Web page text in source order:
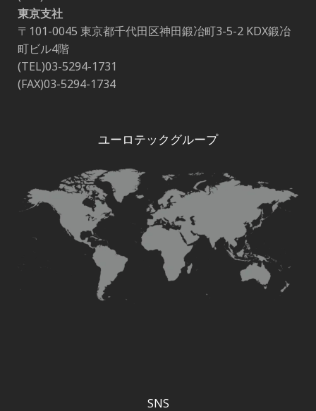
東京支社
〒101-0045 東京都千代田区神田鍛冶町3-5-2 KDX鍛冶
町ビル4階
(TEL)03-5294-1731
(FAX)03-5294-1734
ユーロテックグループ
SNS